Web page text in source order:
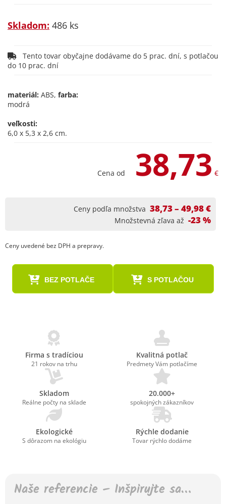
Skladom: 486 ks
Tento tovar obyčajne dodávame do 5 prac. dní, s potlačou
do 10 prac. dní
materiál: ABS, farba:
modrá
veľkosti:
6,0 x 5,3 x 2,6 cm.
Cena od 38,73 €
Ceny podľa množstva 38,73 – 49,98 €
Množstevná zľava až -23 %
Ceny uvedené bez DPH a prepravy.
BEZ POTLAČE S POTLAČOU
Firma s tradíciou
21 rokov na trhu
Kvalitná potlač
Predmety Vám potlačíme
Skladom
Reálne počty na sklade
20.000+
spokojných zákazníkov
Ekologické
S dôrazom na ekológiu
Rýchle dodanie
Tovar rýchlo dodáme
Naše referencie – Inšpirujte sa…